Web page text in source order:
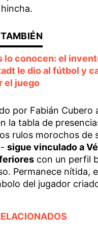
lo conocen: el
le dio al fútbol y
el juego
por Fabián Cubero
la tabla de
rulos morochos de
sigue vinculado a
con un perfil
Permanece nítida,
del jugador